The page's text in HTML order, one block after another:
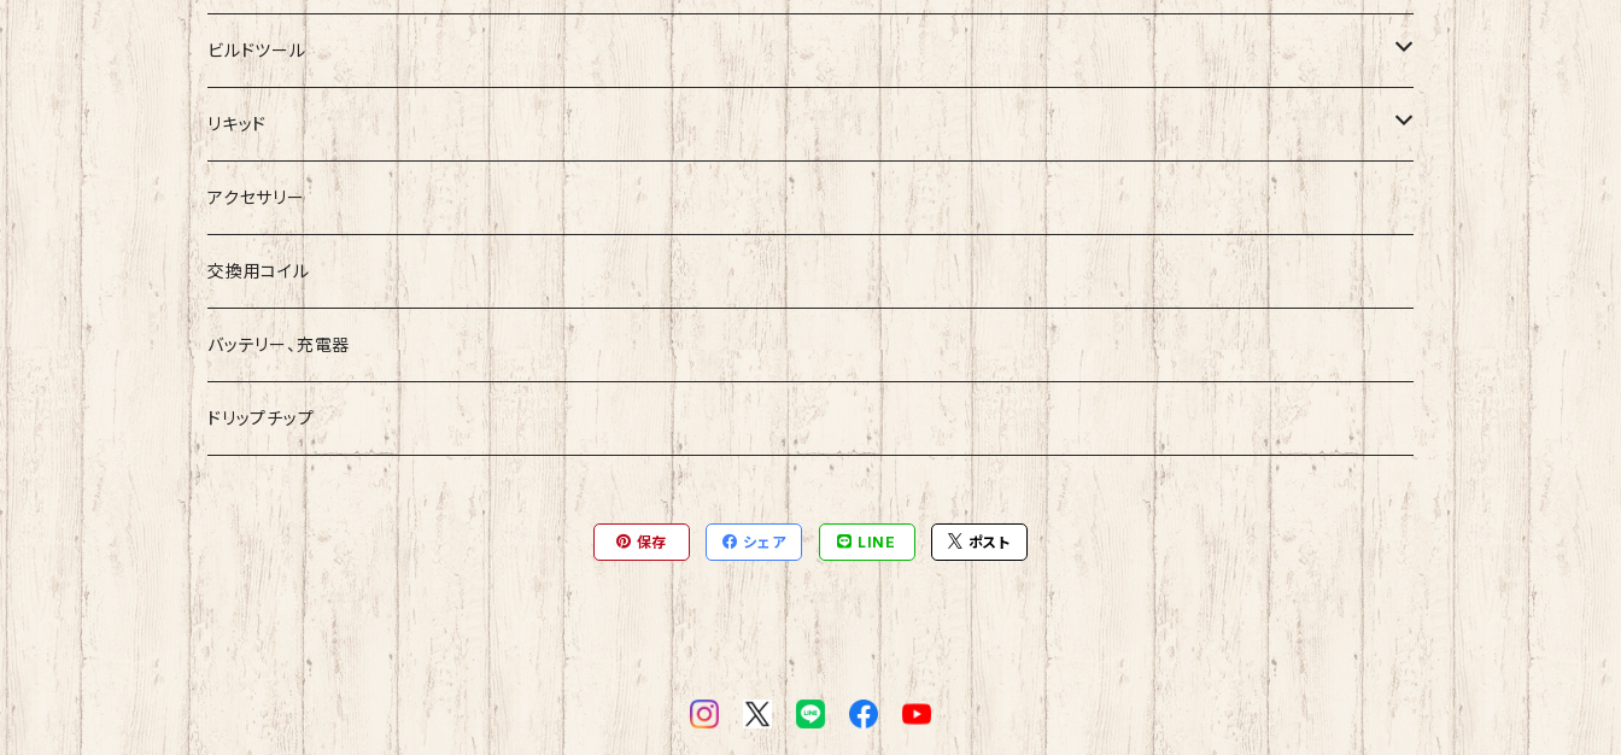
メカニカルMOD
RDA
BlackRose
RTA
ArcanaMods/PIPELINE
Umbrella Mods
Holy Atty
Ambition Mods
RDTA
Freak
クリアロマイザー
ビルドツール
ワイヤー
コットン
ツール
リキッド
Vape Sapporoー道産子リキッドー
ESC
国産リキッド
MKVAPE
BaksLiquidLab
小江戸工房
SAROME
海外産リキッド
Bandito Juice
COF『Cloudy O Funky』
Mystic Juice
ZAP！Juice
アクセサリー
交換用コイル
バッテリー、充電器
ドリップチップ
保存 シェア LINE ポスト